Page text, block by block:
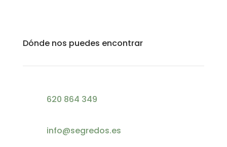
Dónde nos puedes encontrar
620 864 349
info@segredos.es